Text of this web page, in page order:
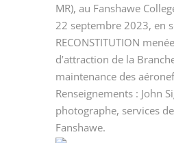
MR), au Fanshawe
22 septembre 2023, en
RECONSTITUTION
d’attraction de la
maintenance des
Renseignements : John
photographe, services
Fanshawe.